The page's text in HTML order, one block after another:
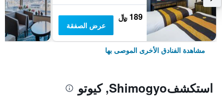
189 ﷼
عرض الصفقة
مشاهدة الفنادق الأخرى الموصى بها
استكشفShimogyo, كيوتو